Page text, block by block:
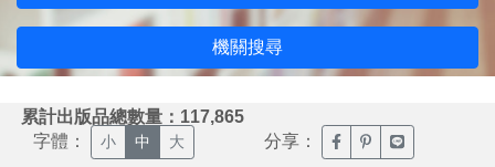
機關搜尋
累計出版品總數量：117,865
字體： 小 中 大 分享： 臉書分享(另開新視窗)
噗浪分享(另開新
Line分享(另